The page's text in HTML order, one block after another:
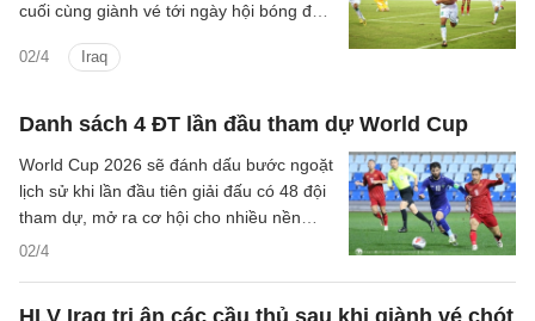
02/4 Iraq
cuối cùng giành vé tới ngày hội bóng đá
cho hành trình đầy gian nan của đại diện
Danh sách 4 ĐT lần đầu tham dự World Cup
02/4
World Cup 2026 sẽ đánh dấu bước ngoặt
lịch sử khi lần đầu tiên giải đấu có 48 đội
tham dự, mở ra cơ hội cho nhiều nền
bóng đá mới với 4 tân binh.